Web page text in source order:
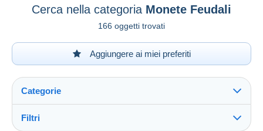
Cerca nella categoria Monete Feudali
166 oggetti trovati
Aggiungere ai miei preferiti
Categorie
Filtri